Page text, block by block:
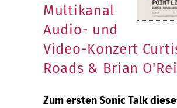
Multikanal
Audio- und
Video-Konzert
Roads & Brian
Zum ersten Sonic Talk